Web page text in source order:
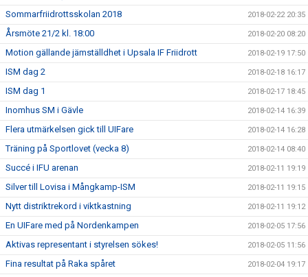
Sommarfriidrottsskolan 2018 2018-02-22 20:35
Årsmöte 21/2 kl. 18:00 2018-02-20 08:20
Motion gällande jämställdhet i Upsala IF Friidrott 2018-02-19 17:50
ISM dag 2 2018-02-18 16:17
ISM dag 1 2018-02-17 18:45
Inomhus SM i Gävle 2018-02-14 16:39
Flera utmärkelsen gick till UIFare 2018-02-14 16:28
Träning på Sportlovet (vecka 8) 2018-02-14 08:40
Succé i IFU arenan 2018-02-11 19:19
Silver till Lovisa i Mångkamp-ISM 2018-02-11 19:15
Nytt distriktrekord i viktkastning 2018-02-11 19:12
En UIFare med på Nordenkampen 2018-02-05 17:56
Aktivas representant i styrelsen sökes! 2018-02-05 11:56
Fina resultat på Raka spåret 2018-02-04 19:17